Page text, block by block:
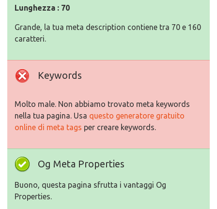
Lunghezza : 70
Grande, la tua meta description contiene tra 70 e 160
caratteri.
Keywords
Molto male. Non abbiamo trovato meta keywords
nella tua pagina. Usa questo generatore gratuito
online di meta tags per creare keywords.
Og Meta Properties
Buono, questa pagina sfrutta i vantaggi Og
Properties.